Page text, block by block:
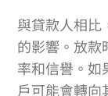
與貸款人相比
的影響。放款
率和信譽。如
戶可能會轉向